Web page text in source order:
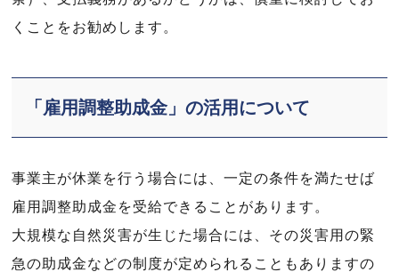
くことをお勧めします。
「雇用調整助成金」の活用について
事業主が休業を行う場合には、一定の条件を満たせば
雇用調整助成金を受給できることがあります。
大規模な自然災害が生じた場合には、その災害用の緊
急の助成金などの制度が定められることもありますの